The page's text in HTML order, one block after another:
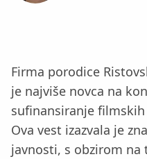
Firma porodice
je najviše novca na
sufinansiranje
Ova vest izazvala je
javnosti, s obzirom na